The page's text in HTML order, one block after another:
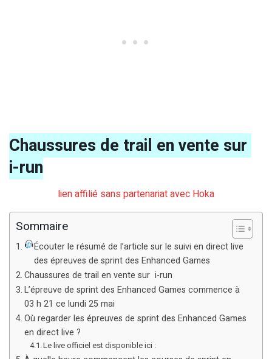
Chaussures de trail en vente sur
i-run
lien affilié sans partenariat avec Hoka
Sommaire
Écouter le résumé de l’article sur le suivi en direct live
des épreuves de sprint des Enhanced Games
Chaussures de trail en vente sur i-run
L’épreuve de sprint des Enhanced Games commence à
03 h 21 ce lundi 25 mai
Où regarder les épreuves de sprint des Enhanced Games
en direct live ?
Le live officiel est disponible ici :